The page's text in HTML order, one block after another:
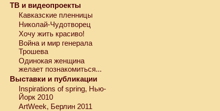
ТВ и видеопроекты
Кавказские пленницы
Николай-Чудотворец
Хочу жить красиво!
Война и мир генерала
Трошева
Одинокая женщина
желает познакомиться...
Выставки и публикации
Inspirations of spring, Нью-
Йорк 2010
ArtWeek, Берлин 2011